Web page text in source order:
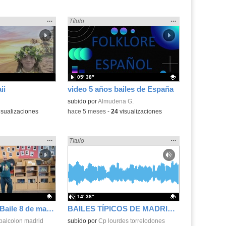
Mostrar
la
ubicación
de la
búsqueda
…
video 5 años bailes de España
Encontrado «Baile» en:
Título
Mostrar
la
ubicación
de la
…
Contenido educativo.
subido porAlmudena G.
05′ 38″
-hace 5 meses- 24visualizaciones
Flower Power - Baile 8 de marzo
Mostrar
la
ubicación
de la
búsqueda
…
madrid
BAILES TÍPICOS DE MADRID!! - Con Giulia, Inés y Valentina
Encontrado «Baile» en:
Título
Mostrar
la
ubicación
de la
…
Contenido educativo.
subido por Cp lourdes torrelodones
14′ 38″